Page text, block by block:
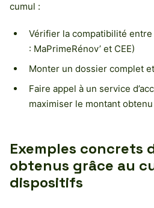
cumul :
Vérifier la compatibilité
: MaPrimeRénov’ et CEE)
Monter un dossier complet
Faire appel à un service
maximiser le montant obtenu
Exemples concrets
obtenus grâce au
dispositifs